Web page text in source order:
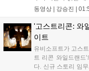
플레이 영상 공개를
론의 대립이 본격화
동영상 | 강승진
'고스트리콘: 와
이트
유비소프트가 고스
트 리콘 와일드랜드
다. 신규 스토리 임